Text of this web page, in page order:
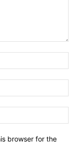
browser for the